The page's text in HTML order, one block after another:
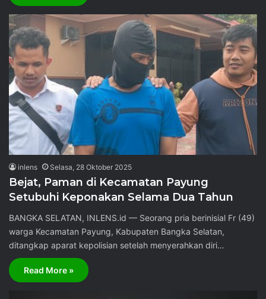
inlens Selasa, 28 Oktober 2025
Bejat, Paman di Kecamatan Payung
Setubuhi Keponakan Selama Dua Tahun
BANGKA SELATAN, INLENS.id — Seorang pria berinisial Fr (49)
warga Kecamatan Payung, Kabupaten Bangka Selatan,
ditangkap aparat kepolisian setelah menyerahkan diri…
Read More »